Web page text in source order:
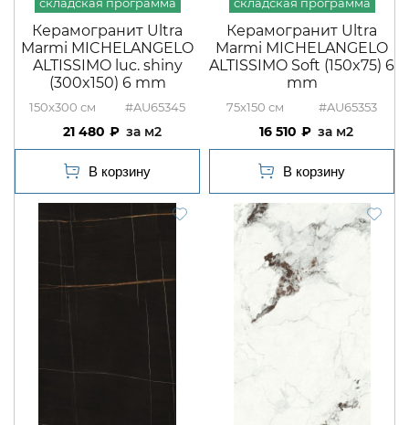
Керамогранит Ultra
Marmi MICHELANGELO
ALTISSIMO luc. shiny
(300x150) 6 mm
150x300 #AU65345
21 480 м2
Керамогранит Ultra
Marmi MICHELANGELO
ALTISSIMO Soft (150x75) 6
mm
75x150 #AU65353
16 510 м2